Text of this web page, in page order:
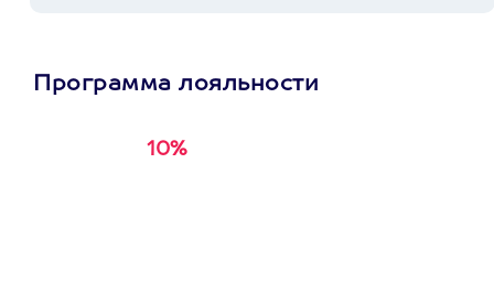
Программа лояльности
10%